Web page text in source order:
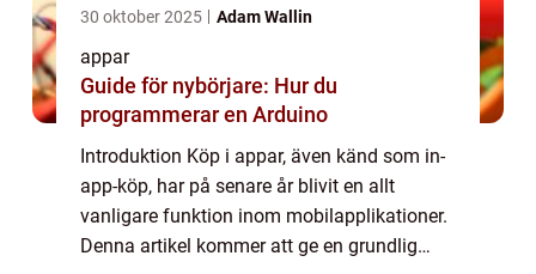
30 oktober 2025 Adam Wallin
appar
Guide för nybörjare: Hur du
programmerar en Arduino
Introduktion Köp i appar, även känd som in-
app-köp, har på senare år blivit en allt
vanligare funktion inom mobilapplikationer.
Denna artikel kommer att ge en grundlig